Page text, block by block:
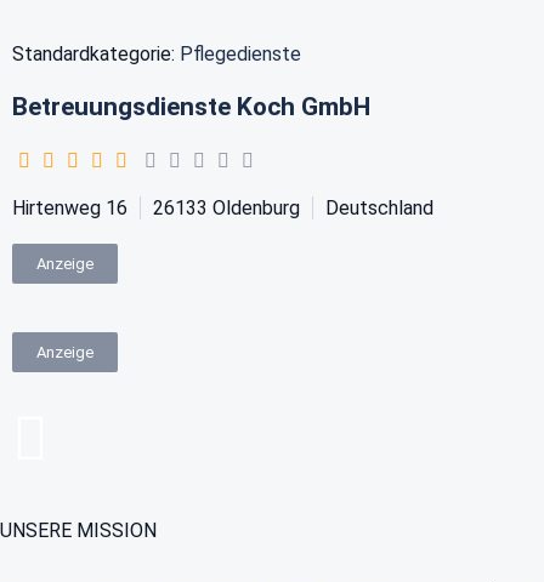
Standardkategorie: Pflegedienste
Betreuungsdienste Koch GmbH
Hirtenweg 16 26133 Oldenburg Deutschland
Anzeige
Anzeige
UNSERE MISSION